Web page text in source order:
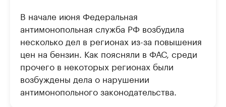
В начале июня Федеральная
антимонопольная служба РФ возбудила
несколько дел в регионах из-за повышения
цен на бензин. Как поясняли в ФАС, среди
прочего в некоторых регионах были
возбуждены дела о нарушении
антимонопольного законодательства.